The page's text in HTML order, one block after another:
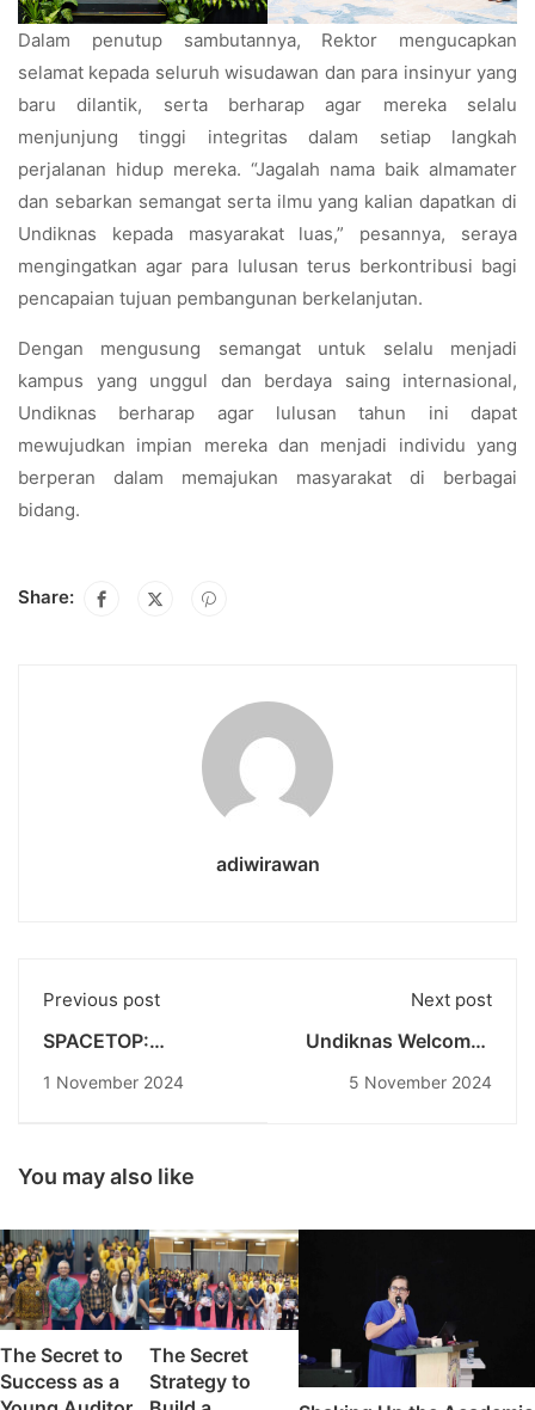
Dalam penutup sambutannya, Rektor mengucapkan
selamat kepada seluruh wisudawan dan para insinyur yang
baru dilantik, serta berharap agar mereka selalu
menjunjung tinggi integritas dalam setiap langkah
perjalanan hidup mereka. “Jagalah nama baik almamater
dan sebarkan semangat serta ilmu yang kalian dapatkan di
Undiknas kepada masyarakat luas,” pesannya, seraya
mengingatkan agar para lulusan terus berkontribusi bagi
pencapaian tujuan pembangunan berkelanjutan.
Dengan mengusung semangat untuk selalu menjadi
kampus yang unggul dan berdaya saing internasional,
Undiknas berharap agar lulusan tahun ini dapat
mewujudkan impian mereka dan menjadi individu yang
berperan dalam memajukan masyarakat di berbagai
bidang.
Share:
adiwirawan
Previous post
SPACETOP:
Computing Through
1 November 2024
Next post
Undiknas Welcomes
Program: Bali Beyond
5 November 2024
You may also like
The Secret to
Success as a
The Secret
Strategy to